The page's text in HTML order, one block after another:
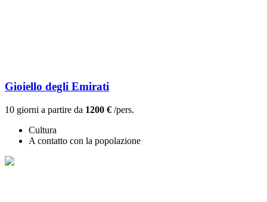
Gioiello degli Emirati
10 giorni a partire da 1200 € /pers.
Cultura
A contatto con la popolazione